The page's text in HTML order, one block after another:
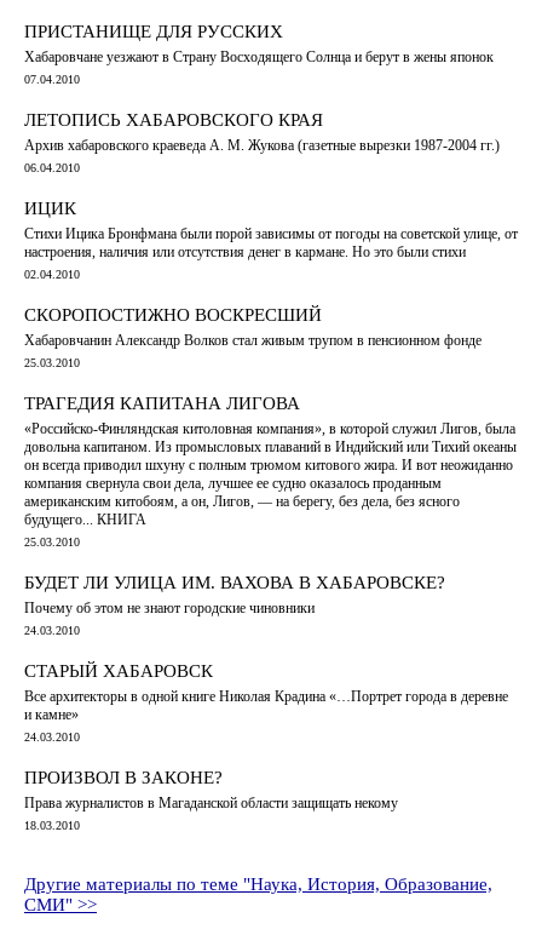
ПРИСТАНИЩЕ ДЛЯ РУССКИХ
Хабаровчане уезжают в Страну Восходящего Солнца и берут в жены японок
07.04.2010
ЛЕТОПИСЬ ХАБАРОВСКОГО КРАЯ
Архив хабаровского краеведа А. М. Жукова (газетные вырезки 1987-2004 гг.)
06.04.2010
ИЦИК
Стихи Ицика Бронфмана были порой зависимы от погоды на советской улице, от
настроения, наличия или отсутствия денег в кармане. Но это были стихи
02.04.2010
СКОРОПОСТИЖНО ВОСКРЕСШИЙ
Хабаровчанин Александр Волков стал живым трупом в пенсионном фонде
25.03.2010
ТРАГЕДИЯ КАПИТАНА ЛИГОВА
«Российско-Финляндская китоловная компания», в которой служил Лигов, была
довольна капитаном. Из промысловых плаваний в Индийский или Тихий океаны
он всегда приводил шхуну с полным трюмом китового жира. И вот неожиданно
компания свернула свои дела, лучшее ее судно оказалось проданным
американским китобоям, а он, Лигов, — на берегу, без дела, без ясного
будущего... КНИГА
25.03.2010
БУДЕТ ЛИ УЛИЦА ИМ. ВАХОВА В ХАБАРОВСКЕ?
Почему об этом не знают городские чиновники
24.03.2010
СТАРЫЙ ХАБАРОВСК
Все архитекторы в одной книге Николая Крадина «…Портрет города в деревне
и камне»
24.03.2010
ПРОИЗВОЛ В ЗАКОНЕ?
Права журналистов в Магаданской области защищать некому
18.03.2010
Другие материалы по теме "Наука, История, Образование,
СМИ" >>